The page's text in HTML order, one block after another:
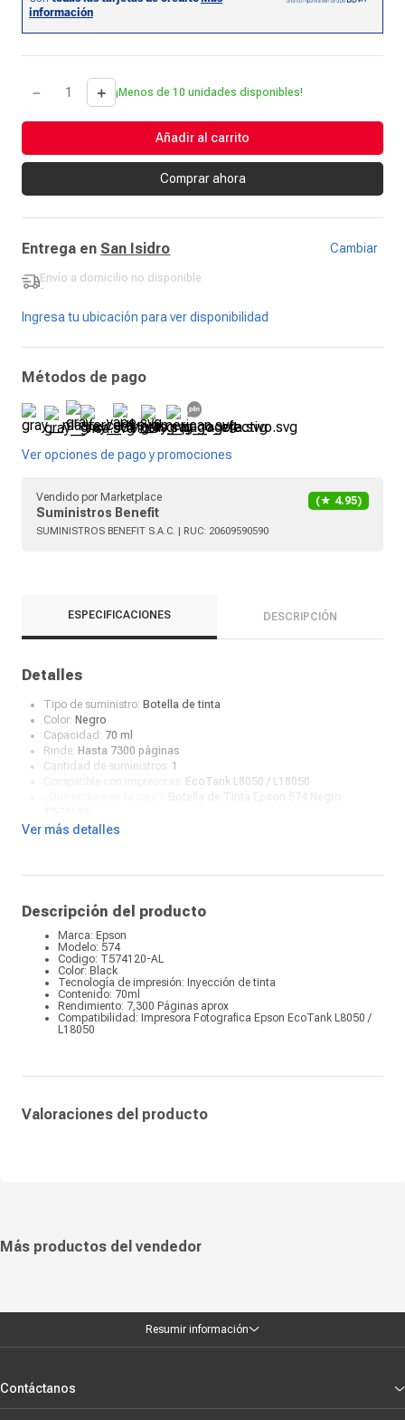
＋
－ ¡Menos de 10 unidades disponibles!
Añadir al carrito
Comprar ahora
Entrega en San Isidro Cambiar
Envío a domicilio no disponible
-
Ingresa tu ubicación para ver disponibilidad
Métodos de pago
Ver opciones de pago y promociones
Vendido por Marketplace
Suministros Benefit
(★ 4.95)
SUMINISTROS BENEFIT S.A.C. | RUC: 20609590590
ESPECIFICACIONES DESCRIPCIÓN
Detalles
Tipo de suministro: Botella de tinta
Color: Negro
Capacidad: 70 ml
Rinde: Hasta 7300 páginas
Cantidad de suministros: 1
EcoTank L8050 / L18050
Ver más detalles
Descripción del producto
Marca: Epson
Modelo: 574
Codigo: T574120-AL
Color: Black
Tecnología de impresión: Inyección de tinta
Contenido: 70ml
Rendimiento: 7,300 Páginas aprox
Compatibilidad: Impresora Fotografica Epson EcoTank L8050 /
L18050
Valoraciones del producto
Más productos del vendedor
Resumir información
Contáctanos